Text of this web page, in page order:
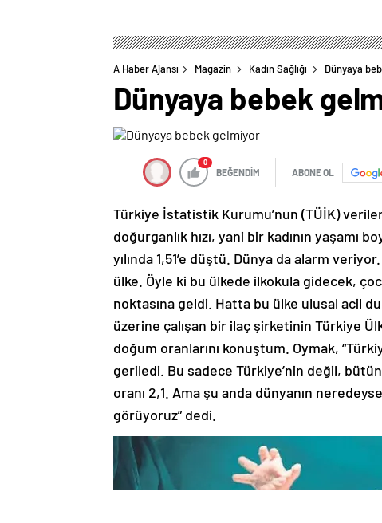
A Haber Ajansı Magazin Kadın Sağlığı Dünyaya
Dünyaya bebek
0
BEĞENDİM ABONE OL
Türkiye İstatistik Kurumu’nun (TÜİK)
doğurganlık hızı, yani bir kadının yaşamı
yılında 1,51’e düştü. Dünya da alarm
ülke. Öyle ki bu ülkede ilkokula gidecek,
noktasına geldi. Hatta bu ülke ulusal acil
üzerine çalışan bir ilaç şirketinin Türkiye
doğum oranlarını konuştum. Oymak,
geriledi. Bu sadece Türkiye’nin değil,
oranı 2,1. Ama şu anda dünyanın
görüyoruz” dedi.